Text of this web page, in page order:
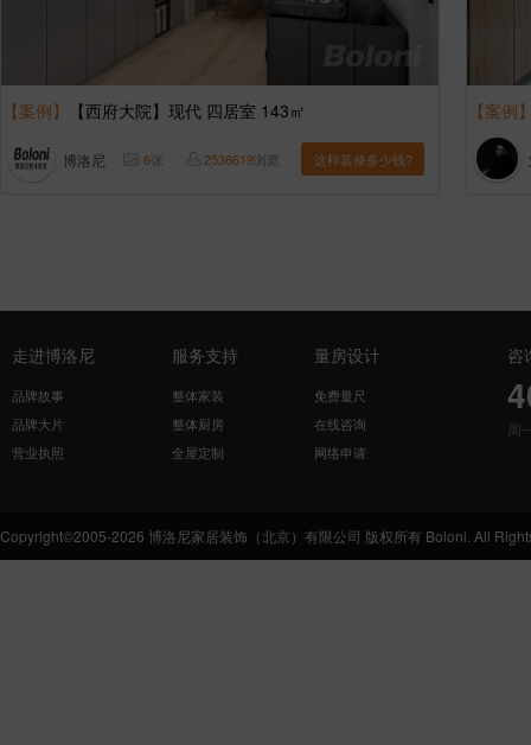
【案例】 【西府大院】现代 四居室 143㎡
博洛尼 6张 2536619浏览 这样装修多少钱?
【案例
走进博洛尼
品牌故事
品牌大片
营业执照
服务支持
整体家装
整体厨房
全屋定制
量房设计
免费量尺
在线咨询
网络申请
咨
周
Copyright©2005-2026 博洛尼家居装饰（北京）有限公司 版权所有 Boloni. All